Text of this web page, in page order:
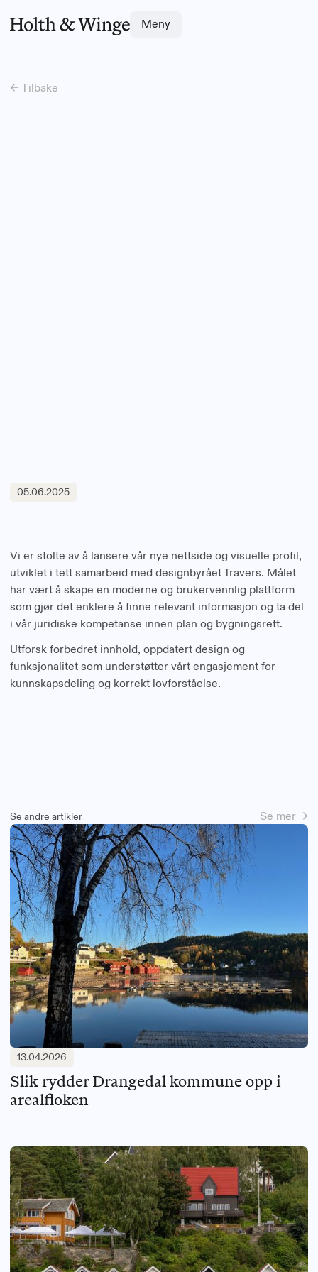
Meny
← Tilbake
05.06.2025
Vi er stolte av å lansere vår nye nettside og visuelle profil,
utviklet i tett samarbeid med designbyrået Travers. Målet
har vært å skape en moderne og brukervennlig plattform
som gjør det enklere å finne relevant informasjon og ta del
i vår juridiske kompetanse innen plan og bygningsrett.
Utforsk forbedret innhold, oppdatert design og
funksjonalitet som understøtter vårt engasjement for
kunnskapsdeling og korrekt lovforståelse.
Se andre artikler Se mer →
13.04.2026
Slik rydder Drangedal kommune opp i
arealfloken